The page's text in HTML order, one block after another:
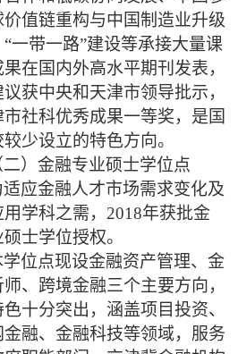
价值链重构与中国制造业升级
“一带一路”建设等承接大量课
在国内外高水平期刊发表，
获中央和天津市领导批示，
市社科优秀成果一等奖，是国
少设立的特色方向。
二）金融专业硕士学位点
适应金融人才市场需求变化及
学科之需， 2018年获批金
士学位授权。
学位点现设金融资产管理、金
、跨境金融三个主要方向，
十分突出，涵盖项目投资、
金融、金融科技等领域，服务